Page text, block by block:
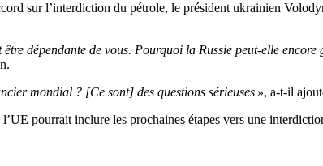
sur l’interdiction du pétrole, le président ukrainien
dépendante de vous. Pourquoi la Russie peut-elle
mondial ? [Ce sont] des questions sérieuses », a-t-il
pourrait inclure les prochaines étapes vers une